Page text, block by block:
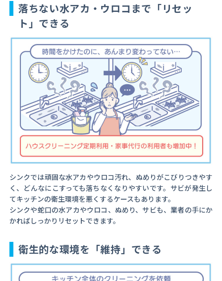
落ちない水アカ・ウロコまで「リセッ
ト」できる
シンクでは頑固な水アカやウロコ汚れ、ぬめりがこびりつきやす
く、どんなにこすっても落ちなくなりやすいです。サビが発生し
てキッチンの衛生環境を悪くするケースもあります。
シンクや蛇口の水アカやウロコ、ぬめり、サビも、業者の手にか
かればしっかりリセットできます。
衛生的な環境を「維持」できる